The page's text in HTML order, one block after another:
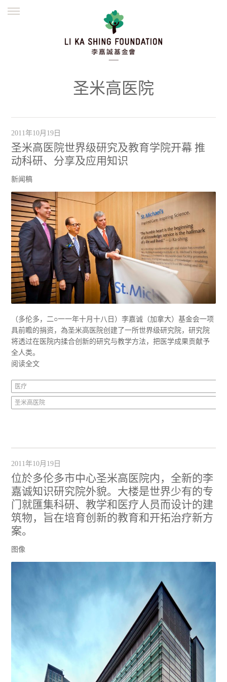
繁體
圣米高医院
2011年10月19日
圣米高医院世界级研究及教育学院开幕 推
动科研、分享及应用知识
新闻稿
（多伦多，二○一一年十月十八日）李嘉诚（加拿大）基金会一项
具前瞻的捐资，為圣米高医院创建了一所世界级研究院，研究院
将透过在医院内揉合创新的研究与教学方法，把医学成果贡献予
全人类。
阅读全文
医疗
圣米高医院
2011年10月19日
位於多伦多市中心圣米高医院内，全新的李
嘉诚知识研究院外貌。大楼是世界少有的专
门就匯集科研、教学和医疗人员而设计的建
筑物，旨在培育创新的教育和开拓治疗新方
案。
图像